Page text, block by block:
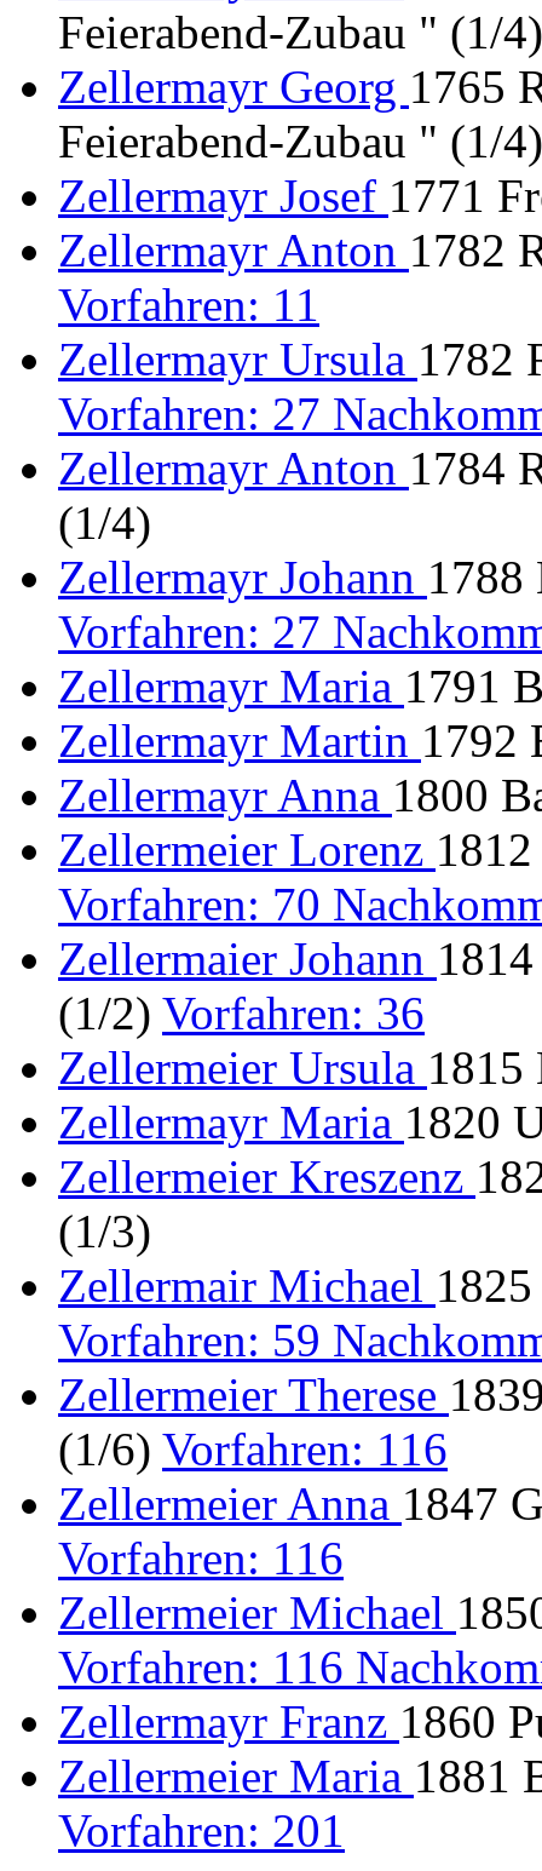
Feierabend-Zubau " (1/4)
Zellermayr Georg 1765
Feierabend-Zubau " (1/4)
Zellermayr Josef 1771
Zellermayr Anton 1782
Vorfahren: 11
Zellermayr Ursula 1782
Vorfahren: 27
Zellermayr Anton 1784
(1/4)
Zellermayr Johann 1788
Vorfahren: 27
Zellermayr Maria 1791
Zellermayr Martin 1792
Zellermayr Anna 1800
Zellermeier Lorenz
Vorfahren: 70
Zellermaier Johann
(1/2) Vorfahren: 36
Zellermeier Ursula 1815
Zellermayr Maria 1820
Zellermeier Kreszenz
(1/3)
Zellermair Michael
Vorfahren: 59
Zellermeier Therese
(1/6) Vorfahren: 116
Zellermeier Anna 1847
Vorfahren: 116
Zellermeier Michael
Vorfahren: 116
Zellermayr Franz 1860
Zellermeier Maria 1881
Vorfahren: 201